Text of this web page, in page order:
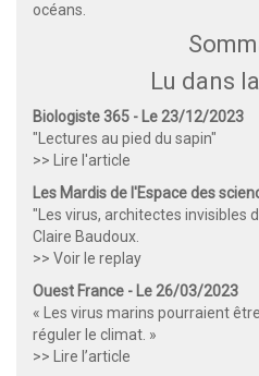
océans.
Lu dans
Biologiste 365 - Le 23/12/2023
"Lectures au pied du sapin"
>> Lire l'article
Les Mardis de l'Espace des
"Les virus, architectes invisibles
Claire Baudoux.
>> Voir le replay
Ouest France - Le 26/03/2023
« Les virus marins pourraient
réguler le climat. »
>> Lire l’article